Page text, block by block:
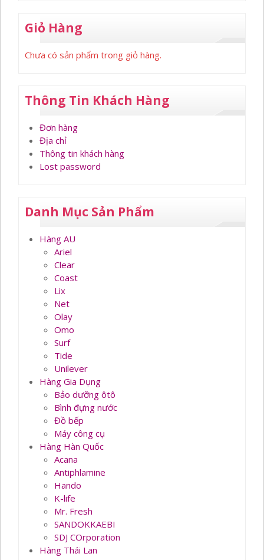
Giỏ Hàng
Chưa có sản phẩm trong giỏ hàng.
Thông Tin Khách Hàng
Đơn hàng
Địa chỉ
Thông tin khách hàng
Lost password
Danh Mục Sản Phẩm
Hàng AU
Ariel
Clear
Coast
Lix
Net
Olay
Omo
Surf
Tide
Unilever
Hàng Gia Dụng
Bảo dưỡng ôtô
Bình đựng nước
Đồ bếp
Máy công cụ
Hàng Hàn Quốc
Acana
Antiphlamine
Hando
K-life
Mr. Fresh
SANDOKKAEBI
SDJ COrporation
Hàng Thái Lan